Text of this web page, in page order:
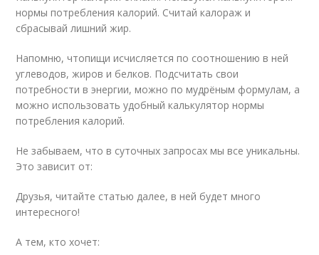
нормы потребления калорий. Считай калораж и
сбрасывай лишний жир.
Напомню, чтопищи исчисляется по соотношению в ней
углеводов, жиров и белков. Подсчитать свои
потребности в энергии, можно по мудрёным формулам, а
можно использовать удобный калькулятор нормы
потребления калорий.
Не забываем, что в суточных запросах мы все уникальны.
Это зависит от:
Друзья, читайте статью далее, в ней будет много
интересного!
А тем, кто хочет: